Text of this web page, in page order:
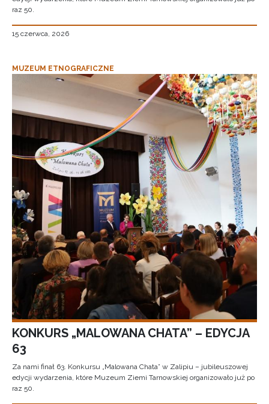
raz 50.
15 czerwca, 2026
MUZEUM ETNOGRAFICZNE
KONKURS „MALOWANA CHATA” – EDYCJA
63
Za nami finał 63. Konkursu „Malowana Chata” w Zalipiu – jubileuszowej
edycji wydarzenia, które Muzeum Ziemi Tarnowskiej organizowało już po
raz 50.